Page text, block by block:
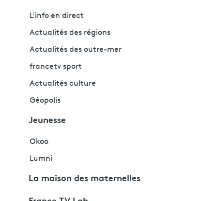
L'info en direct
Actualités des régions
Actualités des outre-mer
francetv sport
Actualités culture
Géopolis
Jeunesse
Okoo
Lumni
La maison des maternelles